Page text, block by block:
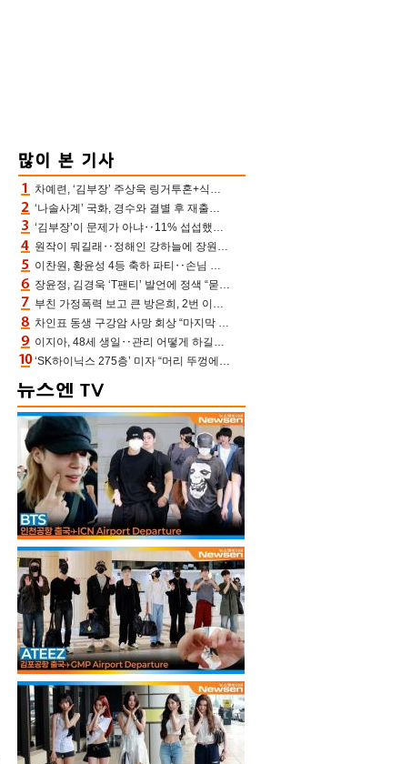
차예련, ‘김부장’ 주상욱 링거투혼+식스팩 비화 “옷 벗는데 아저씨는 안 된다고”(차장금)
‘나솔사계’ 국화, 경수와 결별 후 재출연…첫인상 3표 몰표
‘김부장’이 문제가 아냐‥11% 섭섭했던 ‘재벌X형사2’ 돈·빽 총동원해 컴백 [TV보고서]
원작이 뭐길래‥정해인 강하늘에 장원영까지 참여한 이 영화
이찬원, 황윤성 4등 축하 파티‥손님 모으려 블랙핑크 지수와 친한 척(편스토랑)[어제TV]
장윤정, 김경욱 ‘T팬티’ 발언에 정색 “묻지 않았는데, 그것도 성희롱”(장공장)
부친 가정폭력 보고 큰 방은희, 2번 이혼 후 잠수→母 고독사에 자책(특종세상)[어제TV]
차인표 동생 구강암 사망 회상 “마지막 순간 동생 손 잡아준 신애라, 두고두고 고마워” (신애라이프)
이지아, 48세 생일‥관리 어떻게 하길래 놀라운 동안 미모
‘SK하이닉스 275층’ 미자 “머리 뚜껑에서 사, 주식만 안 해도 돈 버는 것”